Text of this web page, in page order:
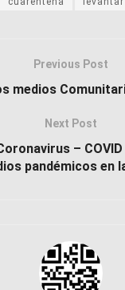
Previous Post
medios
Next Post
–
pandémicos en